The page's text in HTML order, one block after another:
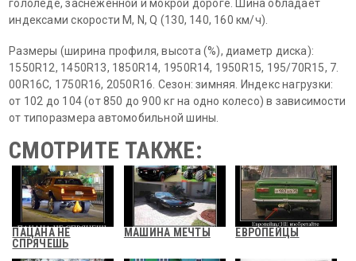
гололеде, заснеженной и мокрой дороге. Шина обладает
индексами скорости M, N, Q (130, 140, 160 км/ч).
Размеры (ширина профиля, высота (%), диаметр диска):
1550R12, 1450R13, 1850R14, 1950R14, 1950R15, 195/70R15, 7.
00R16C, 1750R16, 2050R16. Сезон: зимняя. Индекс нагрузки:
от 102 до 104 (от 850 до 900 кг на одно колесо) в зависимости
от типоразмера автомобильной шины.
СМОТРИТЕ ТАКЖЕ:
ПАЦАНА НЕ
СПРЯЧЕШЬ
МАШИНА МЕЧТЫ ЕВРОПЕЙЦЫ